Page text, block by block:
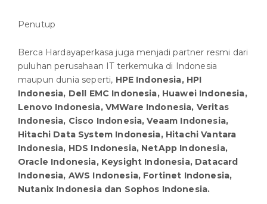
Penutup
Berca Hardayaperkasa juga menjadi partner resmi dari
puluhan perusahaan IT terkemuka di Indonesia
maupun dunia seperti, HPE Indonesia, HPI
Indonesia, Dell EMC Indonesia, Huawei Indonesia,
Lenovo Indonesia, VMWare Indonesia, Veritas
Indonesia, Cisco Indonesia, Veaam Indonesia,
Hitachi Data System Indonesia, Hitachi Vantara
Indonesia, HDS Indonesia, NetApp Indonesia,
Oracle Indonesia, Keysight Indonesia, Datacard
Indonesia, AWS Indonesia, Fortinet Indonesia,
Nutanix Indonesia dan Sophos Indonesia.